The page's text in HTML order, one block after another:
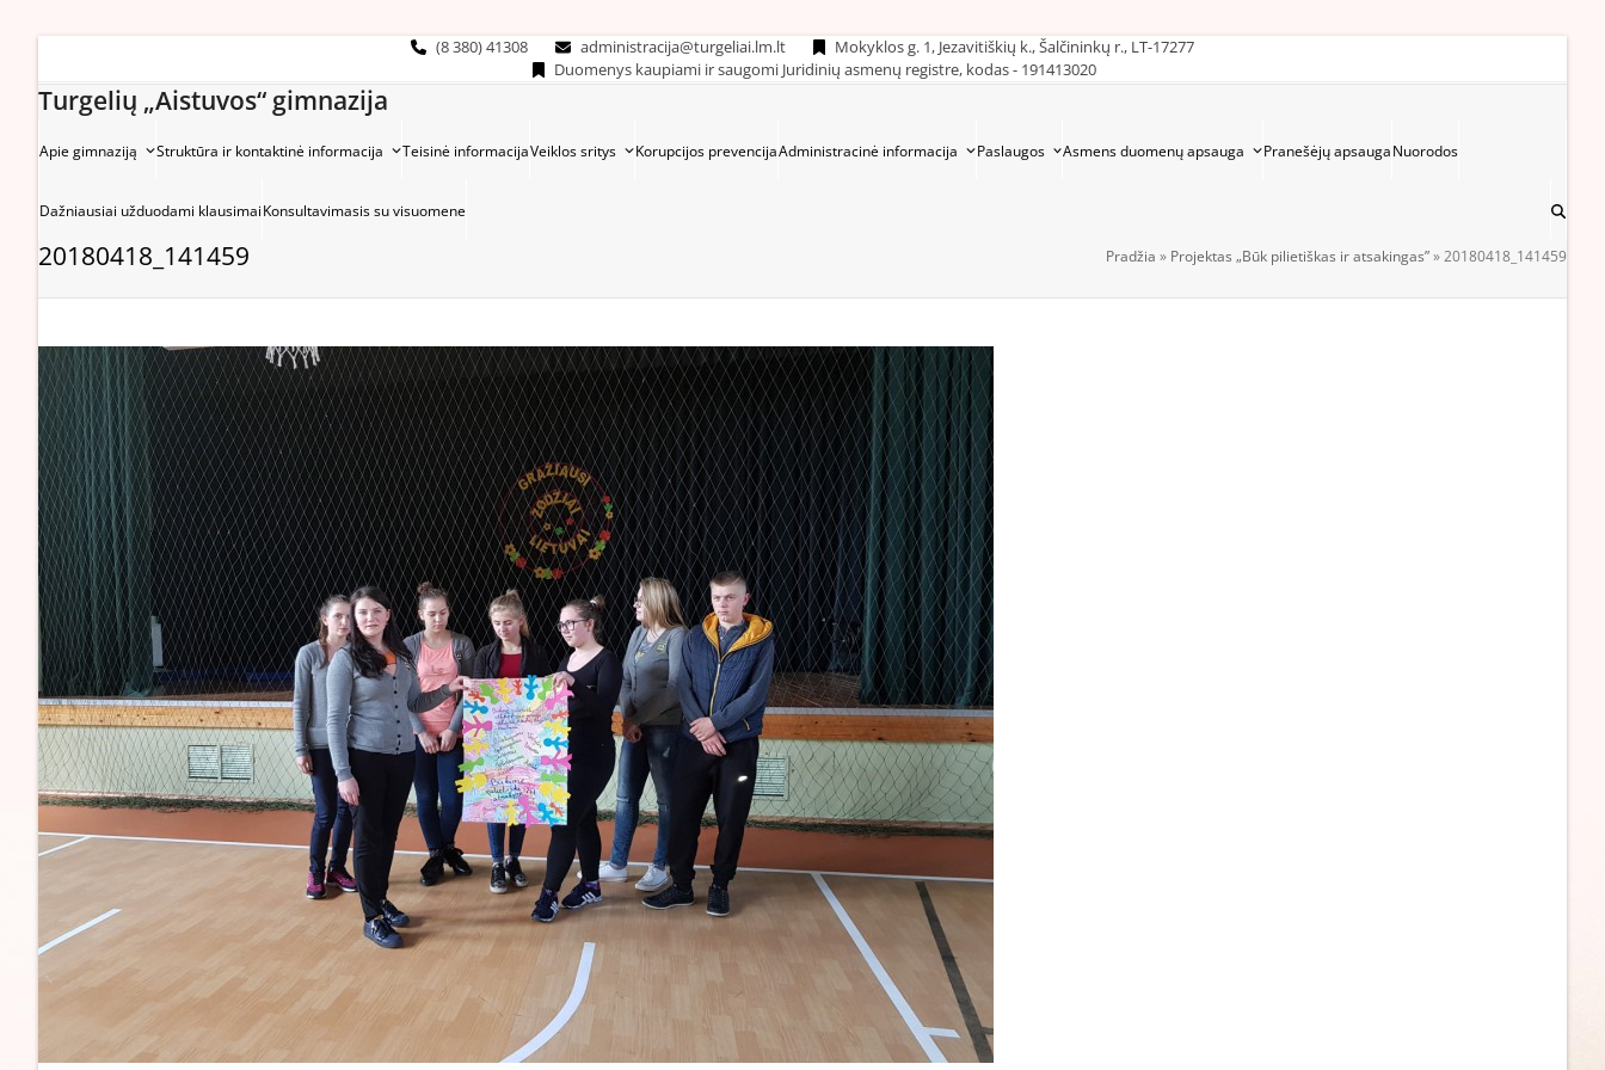
(8 380) 41308 administracija@turgeliai.lm.lt
Mokyklos g. 1, Jezavitiškių k., Šalčininkų r., LT-17277
Duomenys kaupiami ir saugomi Juridinių asmenų registre, kodas - 191413020
Turgelių „Aistuvos“ gimnazija
Apie gimnaziją Struktūra ir kontaktinė informacija Teisinė informacijaVeiklos sritys Korupcijos prevencijaAdministracinė informacija Paslaugos Asmens duomenų apsauga Pranešėjų apsaugaNuorodos
Dažniausiai užduodami klausimaiKonsultavimasis su visuomene
20180418_141459 Pradžia » Projektas „Būk pilietiškas ir atsakingas”»20180418_141459